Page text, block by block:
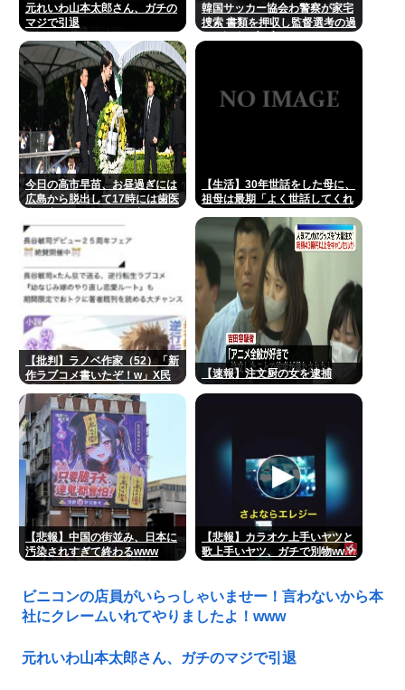
元れいわ山本太郎さん、ガチの
マジで引退
韓国サッカー協会わ警察が家宅
捜索 書類を押収し監督選考の過
今日の高市早苗、お昼過ぎには
広島から脱出して17時には歯医
【生活】30年世話をした母に、
祖母は最期「よく世話してくれ
念だよ」と言って死んだ
【批判】ラノベ作家（52）「新
作ラブコメ書いたぞ！w」X民
恥ずかしくないの？」←やめた
れwと話題に
【速報】注文厨の女を逮捕
【悲報】中国の街並み、日本に
汚染されすぎて終わるwww
【悲報】カラオケ上手いヤツと
歌上手いヤツ、ガチで別物www
ビニコンの店員がいらっしゃいませー！言わないから本
社にクレームいれてやりましたよ！www
元れいわ山本太郎さん、ガチのマジで引退